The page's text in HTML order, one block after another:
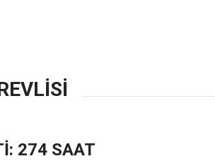
274 SAAT